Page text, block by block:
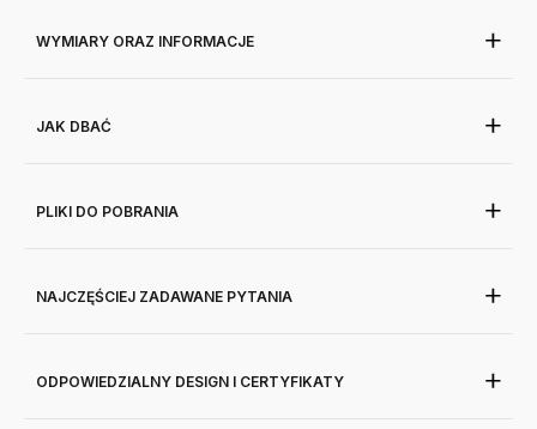
WYMIARY ORAZ INFORMACJE
JAK DBAĆ
PLIKI DO POBRANIA
NAJCZĘŚCIEJ ZADAWANE PYTANIA
ODPOWIEDZIALNY DESIGN I CERTYFIKATY